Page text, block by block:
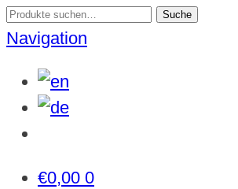
Suche
nach:
Suche
Navigation
€0,00 0